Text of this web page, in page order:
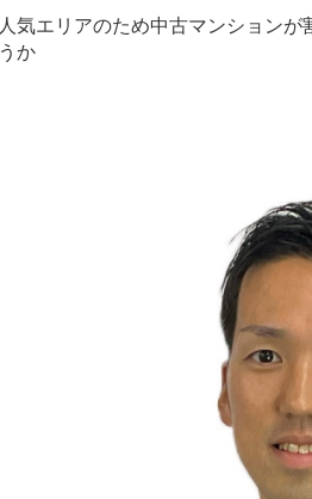
人気エリアのため中古マンション
うか